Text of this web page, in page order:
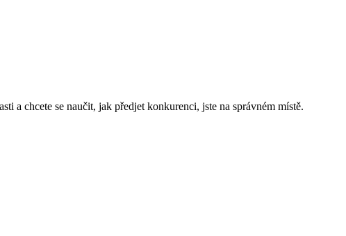
a chcete se naučit, jak předjet konkurenci, jste na správném místě.